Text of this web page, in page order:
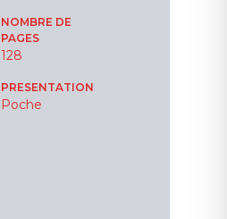
NOMBRE DE
PAGES
128
PRESENTATION
Poche